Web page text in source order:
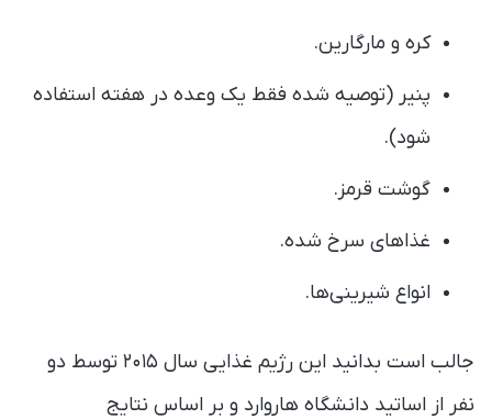
کره و مارگارین.
پنیر (توصیه شده فقط یک وعده در هفته استفاده
شود).
گوشت قرمز.
غذاهای سرخ شده.
انواع شیرینی‌ها.
جالب است بدانید این رژیم غذایی سال ۲۰۱۵ توسط دو
نفر از اساتید دانشگاه هاروارد و بر اساس نتایج